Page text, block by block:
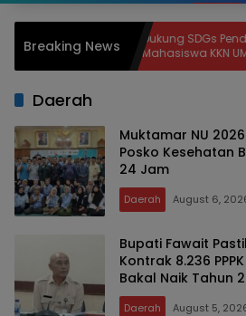
Breaking NewsDukung SDGs Pendidikan
Mahasiswa KKN UM dan
Platform Digital Lumi dan
Daerah
Muktamar NU
Posko Kesehatan
24 Jam
Daerah August 6,
Bupati Fawait
Kontrak 8.236
Bakal Naik Tahun
Daerah August 5,